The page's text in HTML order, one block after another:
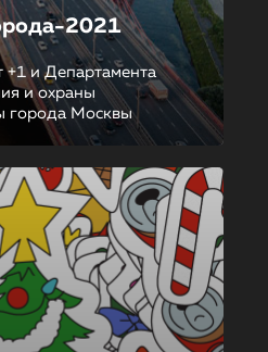
2021
+1 и Департамента
и охраны
города Москвы